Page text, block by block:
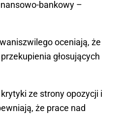
bankowy –
oceniają, że
głosujących
ze strony opozycji i
że prace nad